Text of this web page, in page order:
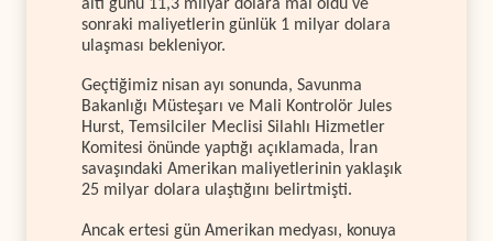
altı günü 11,3 milyar dolara mal oldu ve
sonraki maliyetlerin günlük 1 milyar dolara
ulaşması bekleniyor.
Geçtiğimiz nisan ayı sonunda, Savunma
Bakanlığı Müsteşarı ve Mali Kontrolör Jules
Hurst, Temsilciler Meclisi Silahlı Hizmetler
Komitesi önünde yaptığı açıklamada, İran
savaşındaki Amerikan maliyetlerinin yaklaşık
25 milyar dolara ulaştığını belirtmişti.
Ancak ertesi gün Amerikan medyası, konuya